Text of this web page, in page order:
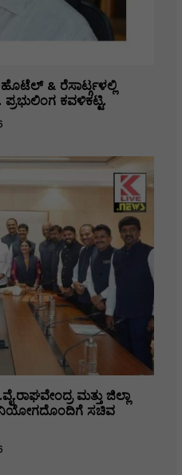
& ರೆಸಾರ್ಟ್ಗಳಲ್ಲಿ
ಕವಳಿಕಟ್ಟಿ.
ಮತ್ತು ಜಿಲ್ಲಾ
ನಿಯೋಗದೊಂದಿಗೆ ಸಚಿವ